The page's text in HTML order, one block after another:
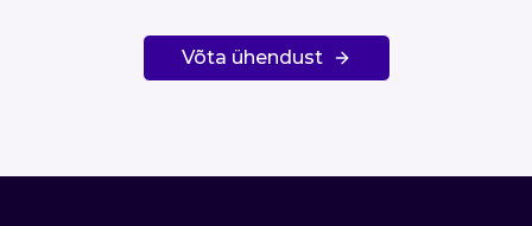
Võta ühendust